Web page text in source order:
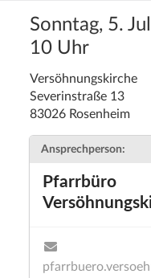
Sonntag, 5.
10 Uhr
Versöhnungskirche
Severinstraße 13
83026 Rosenheim
Ansprechperson:
Pfarrbüro